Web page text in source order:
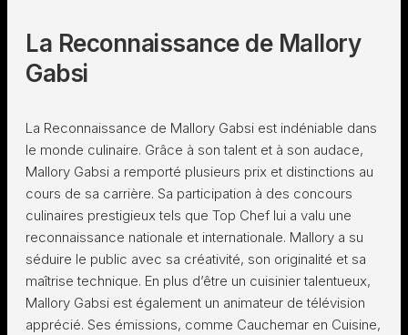
La Reconnaissance de Mallory
Gabsi
La Reconnaissance de Mallory Gabsi est indéniable dans
le monde culinaire. Grâce à son talent et à son audace,
Mallory Gabsi a remporté plusieurs prix et distinctions au
cours de sa carrière. Sa participation à des concours
culinaires prestigieux tels que Top Chef lui a valu une
reconnaissance nationale et internationale. Mallory a su
séduire le public avec sa créativité, son originalité et sa
maîtrise technique. En plus d’être un cuisinier talentueux,
Mallory Gabsi est également un animateur de télévision
apprécié. Ses émissions, comme Cauchemar en Cuisine,